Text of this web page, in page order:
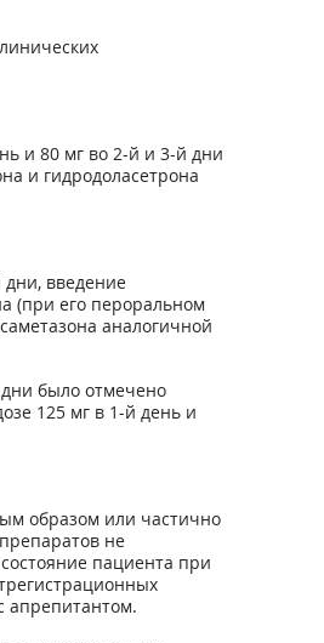
и 80 мг во 2-й и 3-й дни
и гидродоласетрона
введение
(при его пероральном
аналогичной
было отмечено
125 мг в 1-й день и
образом или частично
не
пациента при
апрепитантом.